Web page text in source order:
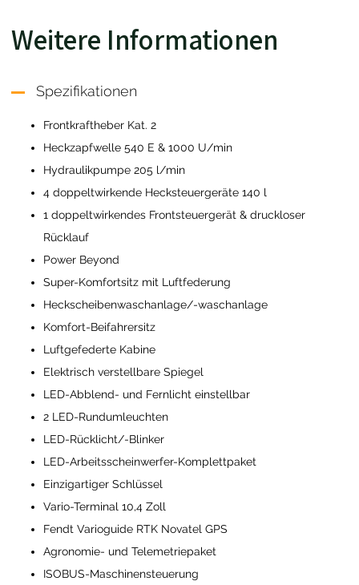
Weitere Informationen
Spezifikationen
Frontkraftheber Kat. 2
Heckzapfwelle 540 E & 1000 U/min
Hydraulikpumpe 205 l/min
4 doppeltwirkende Hecksteuergeräte 140 l
1 doppeltwirkendes Frontsteuergerät & druckloser
Rücklauf
Power Beyond
Super-Komfortsitz mit Luftfederung
Heckscheibenwaschanlage/-waschanlage
Komfort-Beifahrersitz
Luftgefederte Kabine
Elektrisch verstellbare Spiegel
LED-Abblend- und Fernlicht einstellbar
2 LED-Rundumleuchten
LED-Rücklicht/-Blinker
LED-Arbeitsscheinwerfer-Komplettpaket
Einzigartiger Schlüssel
Vario-Terminal 10,4 Zoll
Fendt Varioguide RTK Novatel GPS
Agronomie- und Telemetriepaket
ISOBUS-Maschinensteuerung